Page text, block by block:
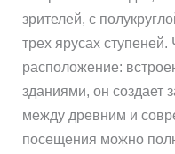
зрителей, с
трех ярусах ступеней.
расположение:
зданиями, он создает
между древним и
посещения можно